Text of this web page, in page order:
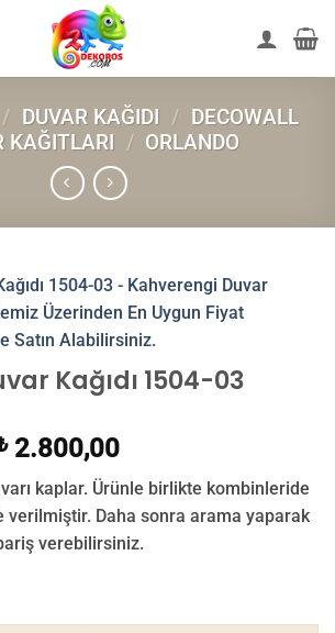
/ DUVAR KAĞIDI / DECOWALL
KAĞITLARI / ORLANDO
Kağıdı 1504-03
fiyat:
3.000,00.
2.800,00Şu
andaki
fiyat:
₺ 2.800,00.
kaplar. Ürünle birlikte kombinleride
verilmiştir. Daha sonra arama yaparak
verebilirsiniz.
1504-03 adet